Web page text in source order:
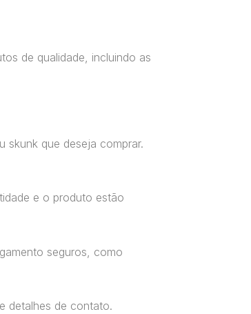
de qualidade, incluindo as
skunk que deseja comprar.
e o produto estão
seguros, como
detalhes de contato.